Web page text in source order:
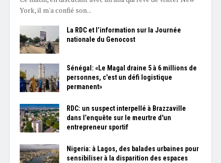
York, il m'a confié son...
La RDC et l’information sur la Journée
nationale du Genocost
Sénégal: «Le Magal draine 5 à 6 millions de
personnes, c'est un défi logistique
permanent»
RDC: un suspect interpellé à Brazzaville
dans l’enquête sur le meurtre d'un
entrepreneur sportif
Nigeria: à Lagos, des balades urbaines pour
sensibiliser à la disparition des espaces